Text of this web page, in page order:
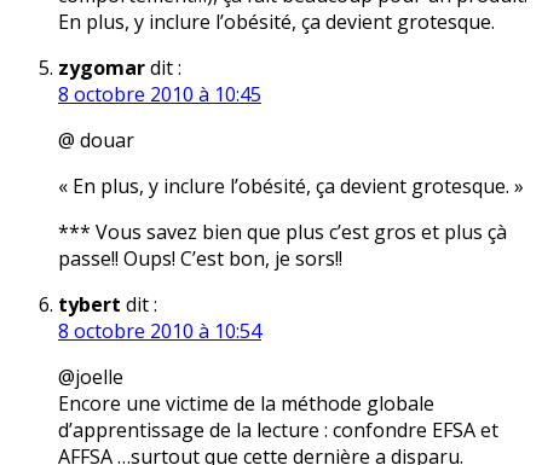
En plus, y inclure l’obésité, ça devient grotesque.
zygomardit :
8 octobre 2010 à 10:45
@ douar
« En plus, y inclure l’obésité, ça devient grotesque. »
*** Vous savez bien que plus c’est gros et plus çà
passe!! Oups! C’est bon, je sors!!
tybert dit :
8 octobre 2010 à 10:54
@joelle
Encore une victime de la méthode globale
d’apprentissage de la lecture : confondre EFSA et
AFFSA …surtout que cette dernière a disparu.